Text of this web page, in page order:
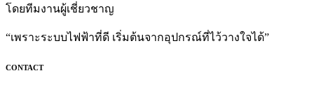
โดยทีมงานผู้เชี่ยวชาญ
“เพราะระบบไฟฟ้าที่ดี เริ่มต้นจากอุปกรณ์ที่ไว้วางใจได้”
CONTACT